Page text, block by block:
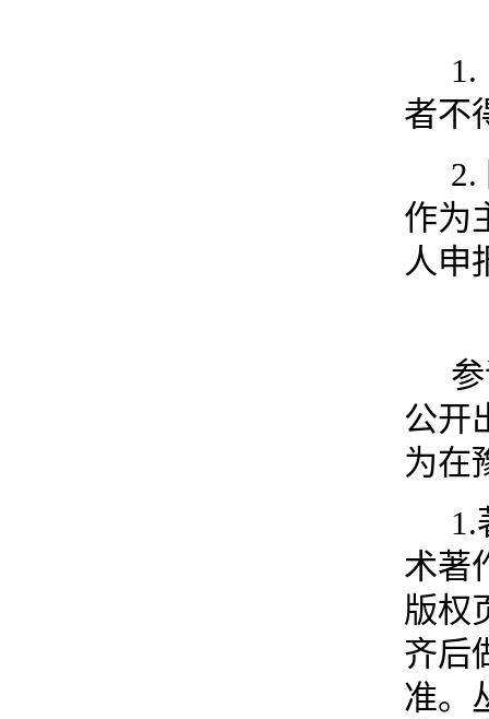
1.
者不
2.
作为
人申
公开
为在
1.
术著
版权
齐后
准。